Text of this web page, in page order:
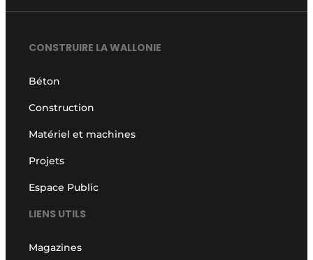
CONSTRUIRE LA WALLONIE
Béton
Construction
Matériel et machines
Projets
Espace Public
LIENS UTILS
Magazines